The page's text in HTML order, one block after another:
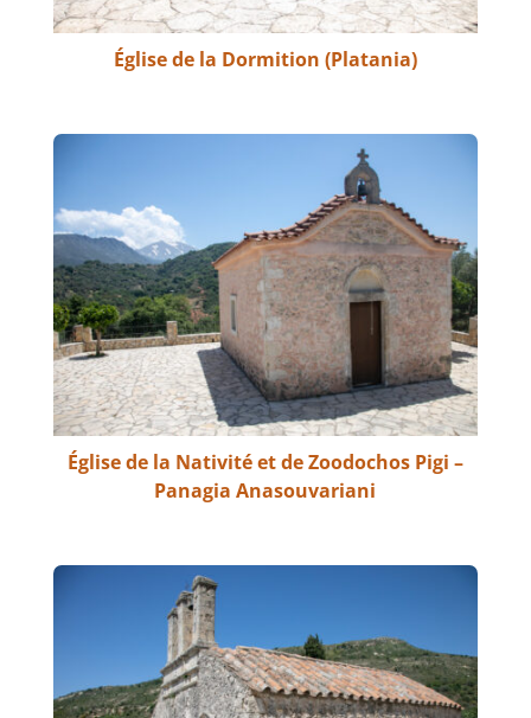
Église de la Dormition (Platania)
Église de la Nativité et de Zoodochos Pigi –
Panagia Anasouvariani